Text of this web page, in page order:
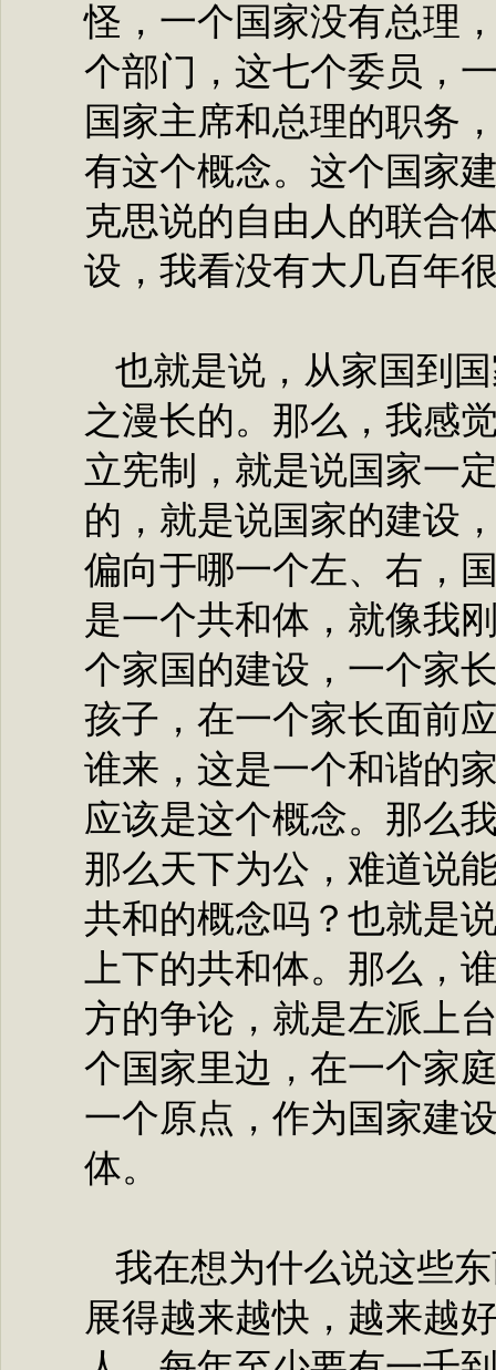
怪，一个国家没有总理
个部门，这七个委员，
国家主席和总理的职务
有这个概念。这个国家
克思说的自由人的联合
设，我看没有大几百年
也就是说，从家国到
之漫长的。那么，我感
立宪制，就是说国家一
的，就是说国家的建设
偏向于哪一个左、右，
是一个共和体，就像我
个家国的建设，一个家
孩子，在一个家长面前
谁来，这是一个和谐的
应该是这个概念。那么
那么天下为公，难道说
共和的概念吗？也就是
上下的共和体。那么，
方的争论，就是左派上
个国家里边，在一个家
一个原点，作为国家建
体。
我在想为什么说这些
展得越来越快，越来越